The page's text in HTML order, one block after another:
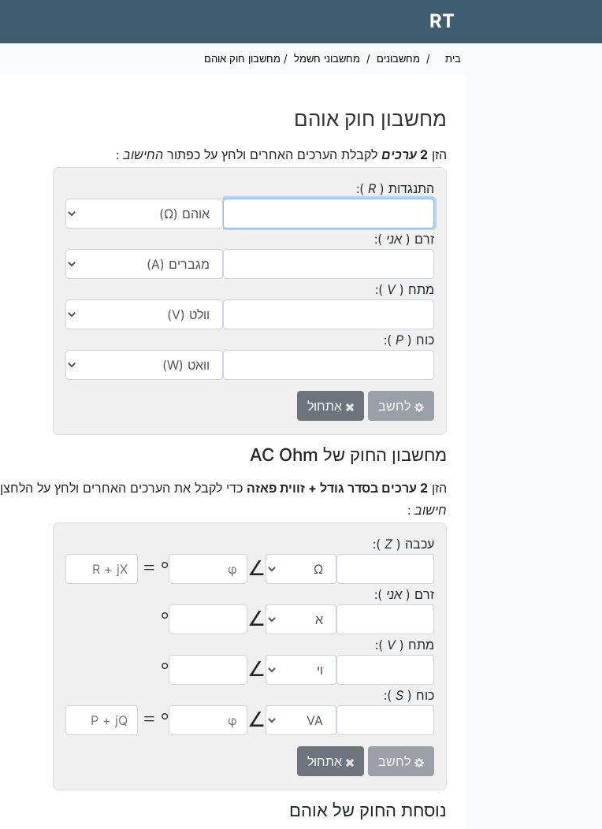
RT
בית / מחשבונים / מחשבוני חשמל / מחשבון חוק אוהם
מחשבון חוק אוהם
הזן 2 ערכים לקבלת הערכים האחרים ולחץ על כפתור החישוב :
התנגדות ( R
):
זרם (אני ):
מתח (V
):
כוח ( P
):
לחשב אִתחוּל
מחשבון החוק של AC Ohm
הזן 2 ערכים בסדר גודל + זווית פאזה
כדי לקבל את הערכים האחרים ולחץ על הלחצן
חישוב :
עכבה ( Z
):
∠
°
=
זרם (אני ):
∠
°
מתח (V
):
∠
°
כוח ( S
):
∠
°
=
לחשב אִתחוּל
נוסחת החוק של אוהם